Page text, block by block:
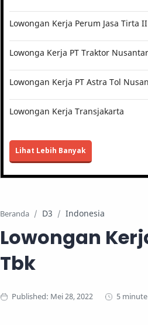
Lowongan Kerja Perum Jasa Tirta II
Lowonga Kerja PT Traktor
Lowongan Kerja PT Astra Tol
Lowongan Kerja Transjakarta
Lihat Lebih Banyak
Beranda D3 Indonesia
Lowongan
Tbk
5